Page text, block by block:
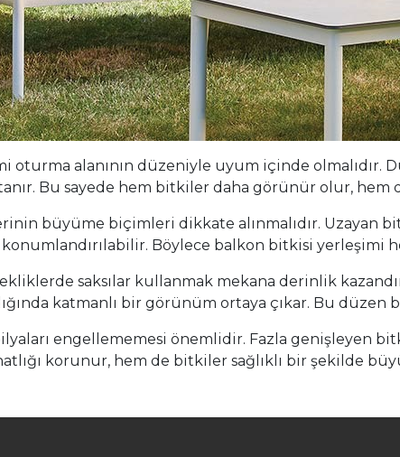
oturma alanının düzeniyle uyum içinde olmalıdır.
Bu sayede hem bitkiler daha görünür olur, hem
büyüme biçimleri dikkate alınmalıdır. Uzayan
Böylece balkon bitkisi yerleşimi
saksılar kullanmak mekana derinlik
katmanlı bir görünüm ortaya çıkar. Bu düzen
engellememesi önemlidir. Fazla genişleyen
korunur, hem de bitkiler sağlıklı bir şekilde